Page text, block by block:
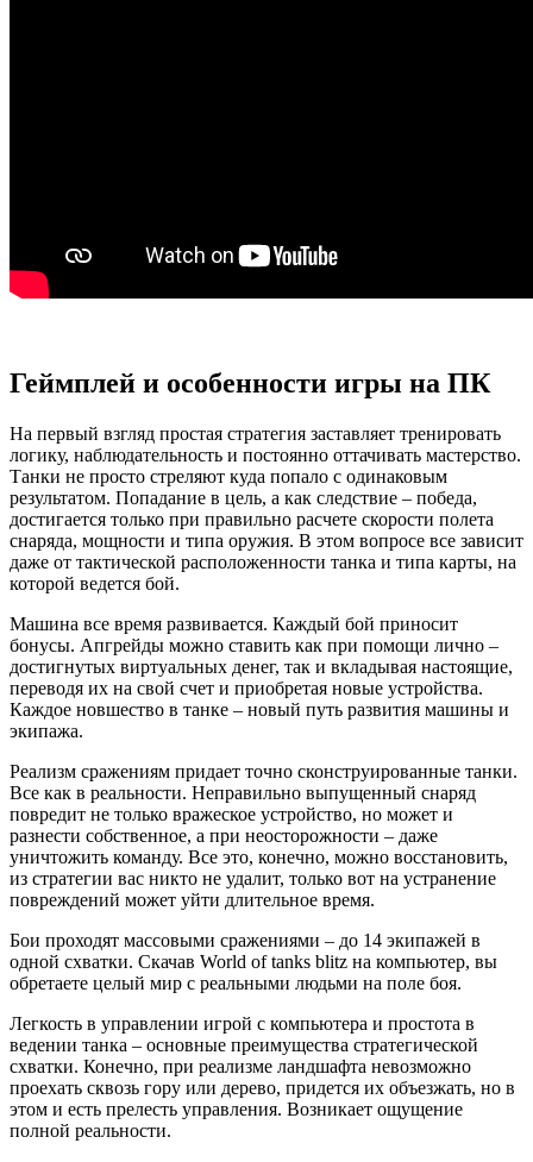
Геймплей и особенности игры на ПК
На первый взгляд простая стратегия заставляет тренировать
логику, наблюдательность и постоянно оттачивать мастерство.
Танки не просто стреляют куда попало с одинаковым
результатом. Попадание в цель, а как следствие – победа,
достигается только при правильно расчете скорости полета
снаряда, мощности и типа оружия. В этом вопросе все зависит
даже от тактической расположенности танка и типа карты, на
которой ведется бой.
Машина все время развивается. Каждый бой приносит
бонусы. Апгрейды можно ставить как при помощи лично –
достигнутых виртуальных денег, так и вкладывая настоящие,
переводя их на свой счет и приобретая новые устройства.
Каждое новшество в танке – новый путь развития машины и
экипажа.
Реализм сражениям придает точно сконструированные танки.
Все как в реальности. Неправильно выпущенный снаряд
повредит не только вражеское устройство, но может и
разнести собственное, а при неосторожности – даже
уничтожить команду. Все это, конечно, можно восстановить,
из стратегии вас никто не удалит, только вот на устранение
повреждений может уйти длительное время.
Бои проходят массовыми сражениями – до 14 экипажей в
одной схватки. Скачав World of tanks blitz на компьютер, вы
обретаете целый мир с реальными людьми на поле боя.
Легкость в управлении игрой с компьютера и простота в
ведении танка – основные преимущества стратегической
схватки. Конечно, при реализме ландшафта невозможно
проехать сквозь гору или дерево, придется их объезжать, но в
этом и есть прелесть управления. Возникает ощущение
полной реальности.